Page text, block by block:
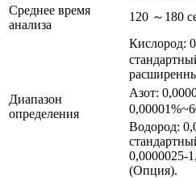
Среднее время
анализа
120 ～180
Диапазон
определения
Кислород:
Азот:
Водород:
0,0000025-
(Опция).